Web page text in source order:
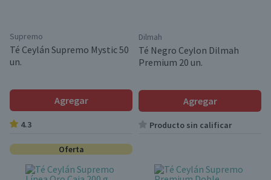
Supremo
Té Ceylán Supremo Mystic 50
un.
Agregar
4.3
Dilmah
Té Negro Ceylon Dilmah
Premium 20 un.
Agregar
Producto sin calificar
Oferta